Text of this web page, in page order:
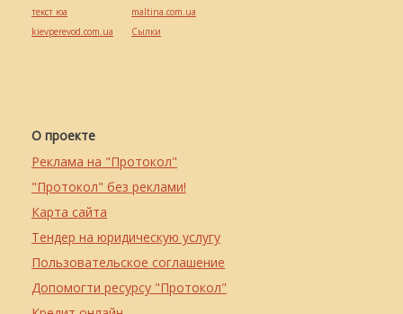
О проекте
Реклама на "Протокол"
"Протокол" без реклами!
Карта сайта
Тендер на юридическую услугу
Пользовательское соглашение
Допомогти ресурсу "Протокол"
текст юа
kievperevod.com.ua
maltina.com.ua
Cылки